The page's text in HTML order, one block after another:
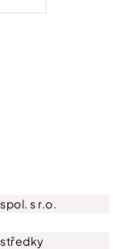
s r.o.